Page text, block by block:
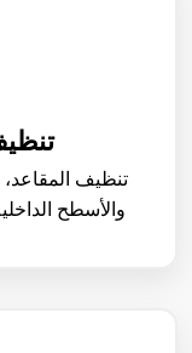
تنظيف المقاعد،
والأسطح